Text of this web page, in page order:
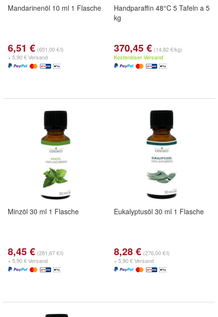
Mandarinenöl 10 ml 1 Flasche
6,51 € (651,00 €/l)
+ 5,90 € Versand
Handparaffin 48°C 5 Tafeln a 5
kg
370,45 € (14,82 €/kg)
Kostenloser Versand
Minzöl 30 ml 1 Flasche
8,45 € (281,67 €/l)
+ 5,90 € Versand
Eukalyptusöl 30 ml 1 Flasche
8,28 € (276,00 €/l)
+ 5,90 € Versand